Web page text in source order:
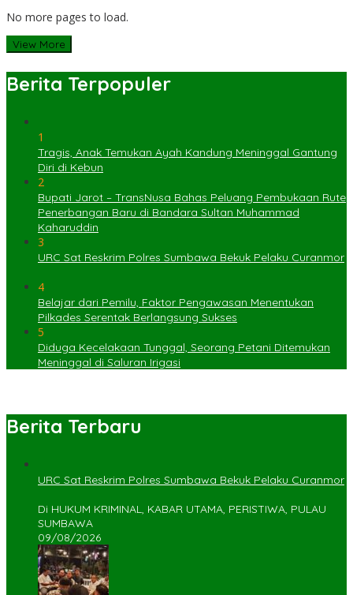
No more pages to load.
View More
Berita Terpopuler
1
Tragis, Anak Temukan Ayah Kandung Meninggal Gantung
Diri di Kebun
2
Bupati Jarot – TransNusa Bahas Peluang Pembukaan Rute
Penerbangan Baru di Bandara Sultan Muhammad
Kaharuddin
3
URC Sat Reskrim Polres Sumbawa Bekuk Pelaku Curanmor
4
Belajar dari Pemilu, Faktor Pengawasan Menentukan
Pilkades Serentak Berlangsung Sukses
5
Diduga Kecelakaan Tunggal, Seorang Petani Ditemukan
Meninggal di Saluran Irigasi
Berita Terbaru
URC Sat Reskrim Polres Sumbawa Bekuk Pelaku Curanmor
Di HUKUM KRIMINAL, KABAR UTAMA, PERISTIWA, PULAU
SUMBAWA
09/08/2026